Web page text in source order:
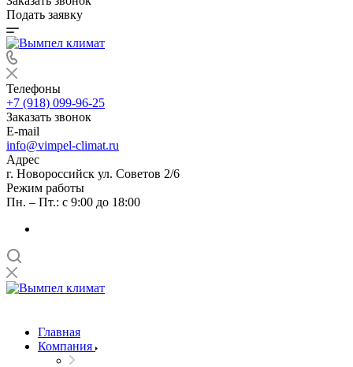
Подать заявку
Телефоны
+7 (918) 099-96-25
Заказать звонок
E-mail
info@vimpel-climat.ru
Адрес
г. Новороссийск ул. Советов 2/6
Режим работы
Пн. – Пт.: с 9:00 до 18:00
Главная
Компания